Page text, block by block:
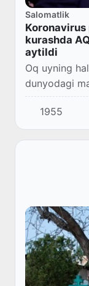
Salomatlik
kurashda
aytildi
Oq uyning
dunyodagi
yozadi
1955